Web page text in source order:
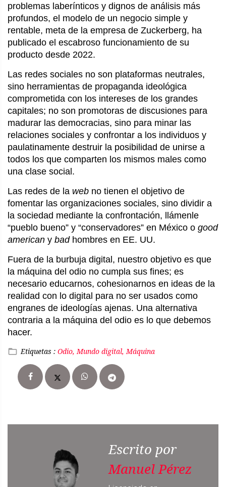
problemas laberínticos y dignos de análisis más
profundos, el modelo de un negocio simple y
rentable, meta de la empresa de Zuckerberg, ha
publicado el escabroso funcionamiento de su
producto desde 2022.
Las redes sociales no son plataformas neutrales,
sino herramientas de propaganda ideológica
comprometida con los intereses de los grandes
capitales; no son promotoras de discusiones para
madurar las democracias, sino para minar las
relaciones sociales y confrontar a los individuos y
paulatinamente destruir la posibilidad de unirse a
todos los que comparten los mismos males como
una clase social.
Las redes de la web no tienen el objetivo de
fomentar las organizaciones sociales, sino dividir a
la sociedad mediante la confrontación, llámenle
“pueblo bueno” y “conservadores” en México o good
american y badhombres en EE. UU.
Fuera de la burbuja digital, nuestro objetivo es que
la máquina del odio no cumpla sus fines; es
necesario educarnos, cohesionarnos en ideas de la
realidad con lo digital para no ser usados como
engranes de ideologías ajenas. Una alternativa
contraria a la máquina del odio es lo que debemos
hacer.
Etiquetas : Odio, Mundo digital, Máquina
Escrito por
Manuel Pérez